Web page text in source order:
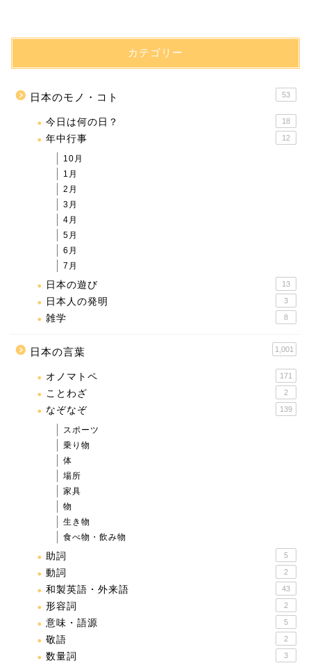
カテゴリー
日本のモノ・コト 53
今日は何の日？ 18
年中行事 12
10月
1月
2月
3月
4月
5月
6月
7月
日本の遊び 13
日本人の発明 3
雑学 8
日本の言葉 1,001
オノマトペ 171
ことわざ 2
なぞなぞ 139
スポーツ
乗り物
体
場所
家具
物
生き物
食べ物・飲み物
助詞 5
動詞 2
和製英語・外来語 43
形容詞 2
意味・語源 5
敬語 2
数量詞 3